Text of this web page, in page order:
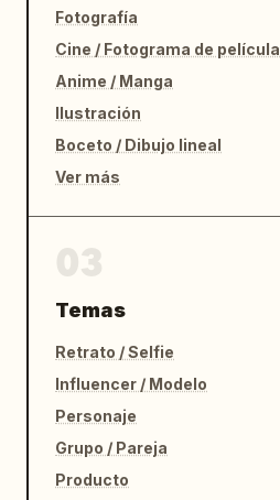
Fotografía
Cine / Fotograma de película
Anime / Manga
Ilustración
Boceto / Dibujo lineal
Ver más
Temas
Retrato / Selfie
Influencer / Modelo
Personaje
Grupo / Pareja
Producto